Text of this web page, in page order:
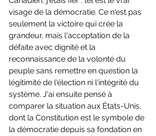
visage de la démocratie. Ce n'est pas
seulement la victoire qui crée la
grandeur, mais l'acceptation de la
défaite avec dignité et la
reconnaissance de la volonté du
peuple sans remettre en question la
légitimité de l'élection ni l'intégrité du
système. J'ai ensuite pensé à
comparer la situation aux États-Unis,
dont la Constitution est le symbole de
la démocratie depuis sa fondation en